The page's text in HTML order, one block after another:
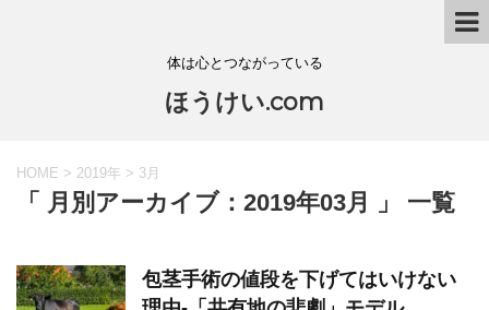
体は心とつながっている
ほうけい.com
HOME > 2019年 > 3月
「 月別アーカイブ：2019年03月 」 一覧
包茎手術の値段を下げてはいけない